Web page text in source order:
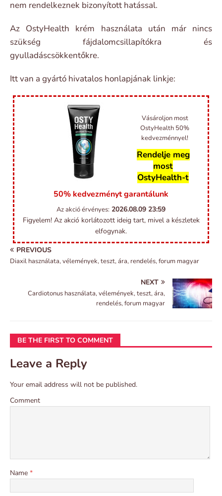
nem rendelkeznek bizonyított hatással.
Az OstyHealth krém használata után már nincs
szükség fájdalomcsillapítókra és
gyulladáscsökkentőkre.
Itt van a gyártó hivatalos honlapjának linkje:
Vásároljon most
OstyHealth 50%
kedvezménnyel!
Rendelje meg
most
OstyHealth-t
50% kedvezményt garantálunk
Az akció érvényes: 2026.08.09 23:59
Figyelem! Az akció korlátozott ideig tart, mivel a készletek
elfogynak.
PREVIOUS
Diaxil használata, vélemények, teszt, ára, rendelés, forum magyar
NEXT
Cardiotonus használata, vélemények, teszt, ára,
rendelés, forum magyar
BE THE FIRST TO COMMENT
Leave a Reply
Your email address will not be published.
Comment
Name *